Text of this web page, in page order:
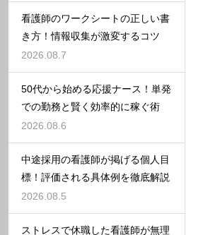
看護師のワークシートの正しい書
き方！情報収集が激変するコツ
2026.08.7
50代から始める応援ナース！単発
での勤務と賢く効率的に稼ぐ術
2026.08.6
中途採用の看護師が掲げる個人目
標！評価される具体例を徹底解説
2026.08.5
ストレスで休職した看護師が無理